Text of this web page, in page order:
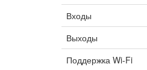
Входы
Выходы
Поддержка Wi-Fi